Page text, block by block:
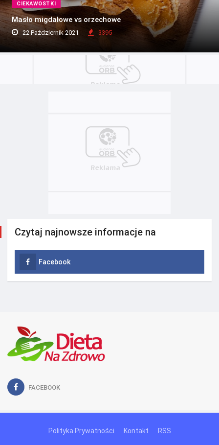
CIEKAWOSTKI
Masło migdałowe vs orzechowe
22 Październik 2021 3395
Czytaj najnowsze informacje na
Facebook
FACEBOOK
Polityka Prywatności Kontakt RSS